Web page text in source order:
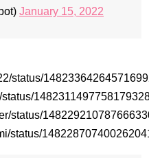
❤️ソンイェジン / エンジョイ❕
ム・ユジョン、「健康がとても回
い!? 」 (11/26)
フショットで近況を伝える“会いた
まず熱く掃除せよ」に出演確
January 15, 2022
status/
status/
status/